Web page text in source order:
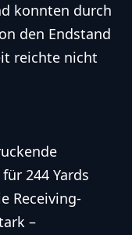
konnten durch
den Endstand
reichte nicht
244 Yards
Receiving-
–